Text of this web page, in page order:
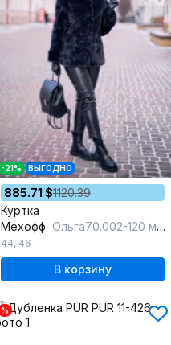
-21% ВЫГОДНО
885.71 $1120.39
Куртка
Мехофф Ольга70.002-120 мокрый_асфальт
44, 46
В корзину
%